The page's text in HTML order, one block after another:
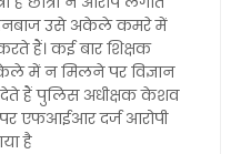
उसे अकेले कमरे में
हैं। कई बार शिक्षक
में न मिलने पर विज्ञान
हैं पुलिस अधीक्षक केशव
पर एफआईआर दर्ज आरोपी
है